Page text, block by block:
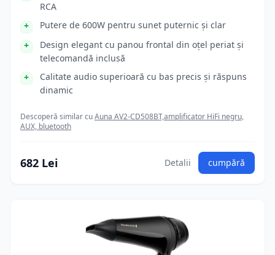
RCA
Putere de 600W pentru sunet puternic și clar
Design elegant cu panou frontal din oțel periat și
telecomandă inclusă
Calitate audio superioară cu bas precis și răspuns
dinamic
Descoperă similar cuAuna AV2-CD508BT,amplificator HiFi negru,
AUX, bluetooth
682 Lei Detalii cumpără